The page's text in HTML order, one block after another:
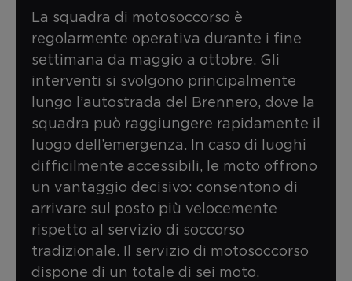
La squadra di motosoccorso è
regolarmente operativa durante i fine
settimana da maggio a ottobre. Gli
interventi si svolgono principalmente
lungo l’autostrada del Brennero, dove la
squadra può raggiungere rapidamente il
luogo dell’emergenza. In caso di luoghi
difficilmente accessibili, le moto offrono
un vantaggio decisivo: consentono di
arrivare sul posto più velocemente
rispetto al servizio di soccorso
tradizionale. Il servizio di motosoccorso
dispone di un totale di sei moto.